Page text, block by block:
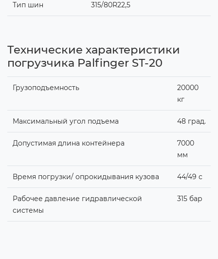
Тип шин 315/80R22,5
Технические характеристики
погрузчика Palfinger ST-20
Грузоподъемность
20000
кг
Максимальный угол подъема 48 град.
Допустимая длина контейнера
7000
мм
Время погрузки/ опрокидывания кузова 44/49 с
Рабочее давление гидравлической
системы
315 бар